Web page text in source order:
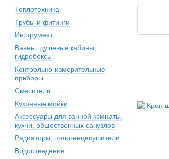
Теплотехника
Трубы и фитинги
Инструмент
Ванны, душевые кабины,
гидробоксы
Контрольно-измерительные
приборы
Смесители
Кухонные мойки
Аксессуары для ванной комнаты,
кухни, общественных санузлов
Радиаторы, полотенцесушители
Водоотведение